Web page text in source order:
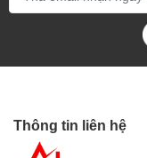
- 20.000 đến 50.000
Thông tin liên hệ